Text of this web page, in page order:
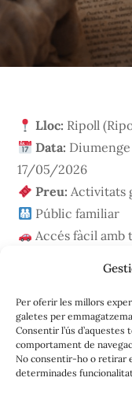
Per oferir les millors
galetes per
Consentir l’ús
comportament de
No consentir-ho o retirar
determinades
Lloc: Ripoll
Data:
17/05/2026
Preu: Activitats
Públic familiar
Accés fàcil
Arribar amb
Portar calçat
Respectar els
Gaudir de la